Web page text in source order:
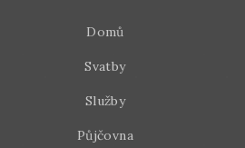
Domů
Svatby
Služby
Půjčovna